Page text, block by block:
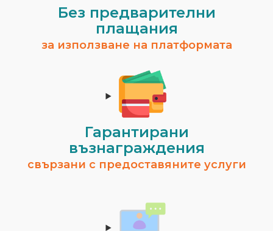
ВИЖ ПРОФИЛ
Ивелина Христова
гр. Шумен
Без предварителни
плащания
за използване на платформата
Гарантирани
възнаграждения
свързани с предоставяните услуги